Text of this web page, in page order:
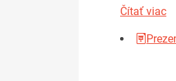
Čítať viac